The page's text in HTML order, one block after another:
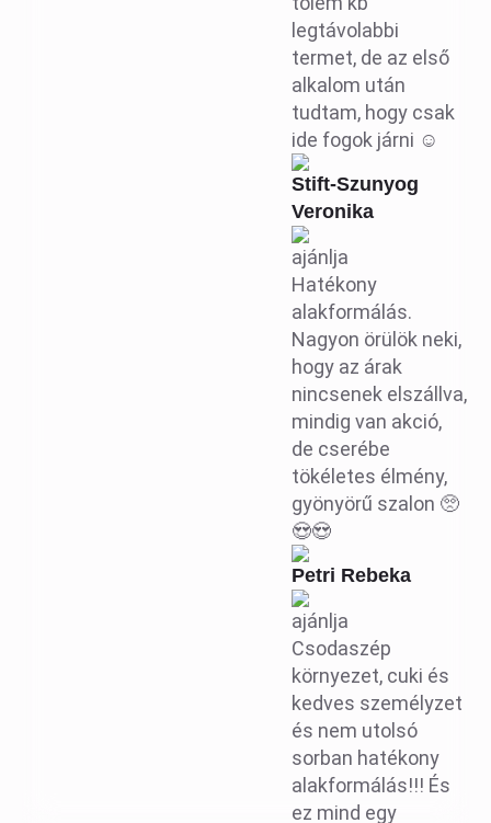
legtávolabbi
termet, de az első
alkalom után
tudtam, hogy csak
ide fogok járni ☺️
Stift-Szunyog
Veronika
ajánlja
Hatékony
alakformálás.
Nagyon örülök neki,
hogy az árak
nincsenek elszállva,
mindig van akció,
de cserébe
tökéletes élmény,
gyönyörű szalon 🥺
😍😍
Petri Rebeka
ajánlja
Csodaszép
környezet, cuki és
kedves személyzet
és nem utolsó
sorban hatékony
alakformálás!!! És
ez mind egy